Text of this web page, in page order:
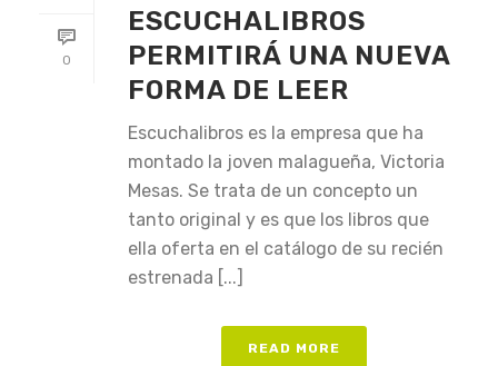
0
ESCUCHALIBROS
PERMITIRÁ UNA NUEVA
FORMA DE LEER
Escuchalibros es la empresa que ha
montado la joven malagueña, Victoria
Mesas. Se trata de un concepto un
tanto original y es que los libros que
ella oferta en el catálogo de su recién
estrenada [...]
READ MORE